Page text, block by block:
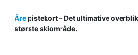
Årepistekort – Det ultimative
største skiområde.